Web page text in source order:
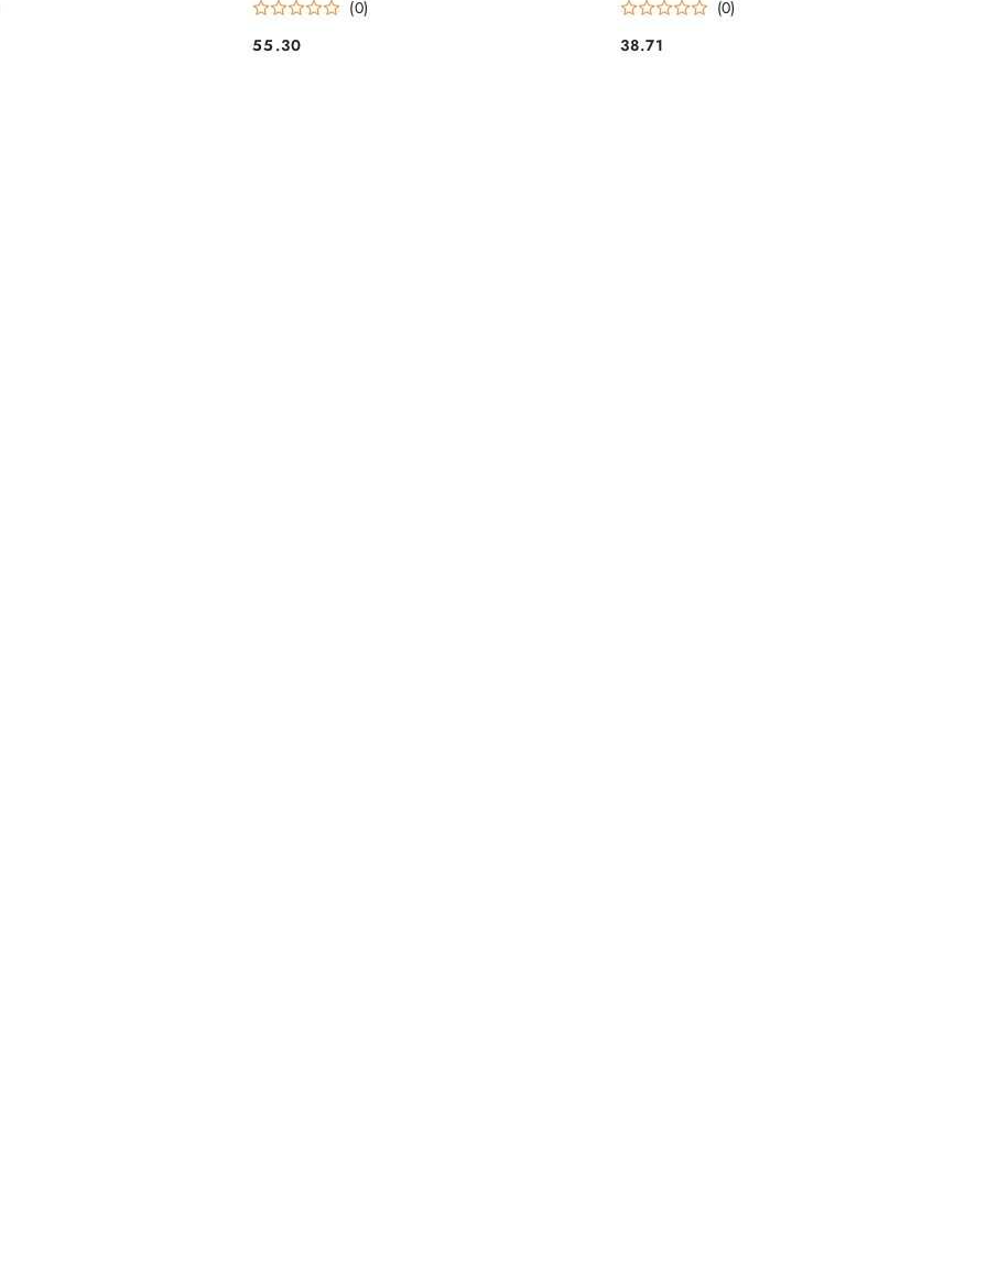
(0)
Cena:
55.30
(0)
Cena:
38.71